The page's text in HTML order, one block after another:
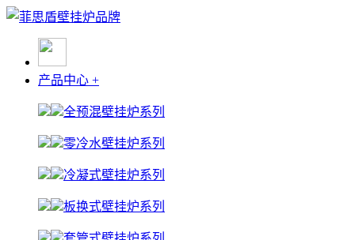
产品中心 +
全预混壁挂炉系列
零冷水壁挂炉系列
冷凝式壁挂炉系列
板换式壁挂炉系列